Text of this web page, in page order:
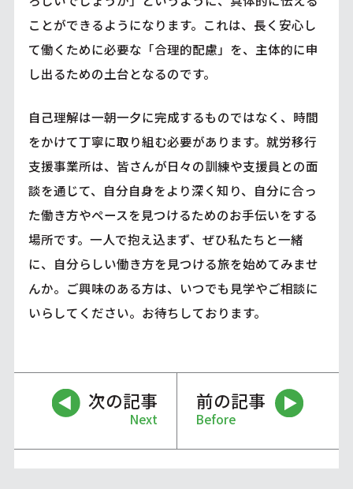
ことができるようになります。これは、長く安心し
て働くために必要な「合理的配慮」を、主体的に申
し出るための土台となるのです。
自己理解は一朝一夕に完成するものではなく、時間
をかけて丁寧に取り組む必要があります。就労移行
支援事業所は、皆さんが日々の訓練や支援員との面
談を通じて、自分自身をより深く知り、自分に合っ
た働き方やペースを見つけるためのお手伝いをする
場所です。一人で抱え込まず、ぜひ私たちと一緒
に、自分らしい働き方を見つける旅を始めてみませ
んか。ご興味のある方は、いつでも見学やご相談に
いらしてください。お待ちしております。
次の記事
Next
前の記事
Before